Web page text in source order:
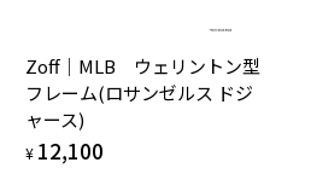
Zoff｜MLB ウェリントン型
フレーム(ロサンゼルス ドジ
ャース)
¥ 12,100